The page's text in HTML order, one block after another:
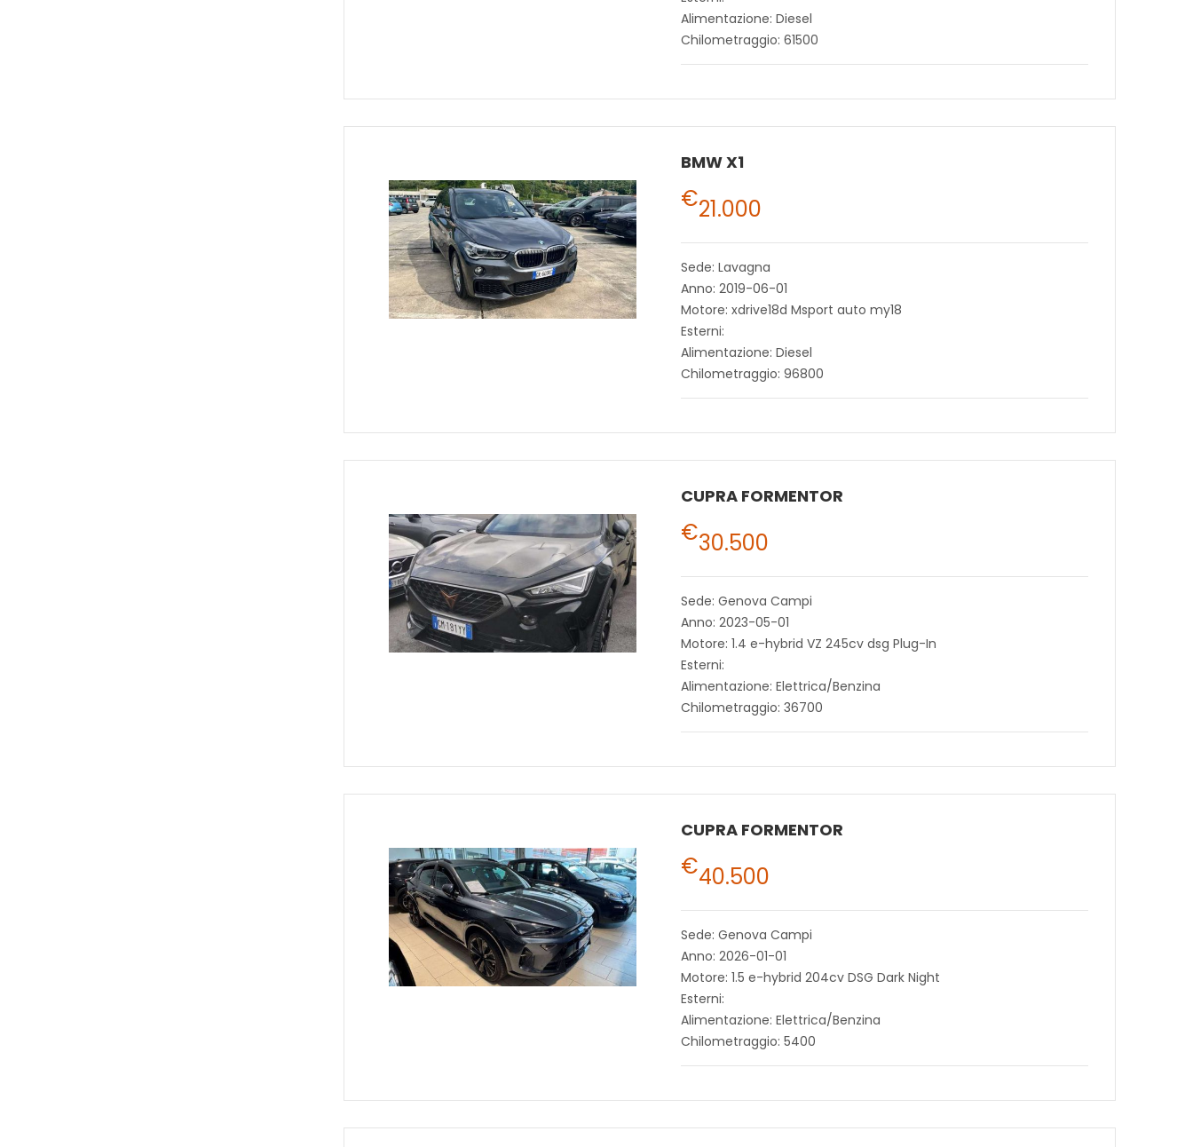
Alimentazione: Diesel
Chilometraggio: 61500
BMW X1
€21.000
Sede: Lavagna
Anno: 2019-06-01
Motore: xdrive18d Msport auto my18
Esterni:
Alimentazione: Diesel
Chilometraggio: 96800
CUPRA FORMENTOR
€30.500
Sede: Genova Campi
Anno: 2023-05-01
Motore: 1.4 e-hybrid VZ 245cv dsg Plug-In
Esterni:
Alimentazione: Elettrica/Benzina
Chilometraggio: 36700
CUPRA FORMENTOR
€40.500
Sede: Genova Campi
Anno: 2026-01-01
Motore: 1.5 e-hybrid 204cv DSG Dark Night
Esterni:
Alimentazione: Elettrica/Benzina
Chilometraggio: 5400